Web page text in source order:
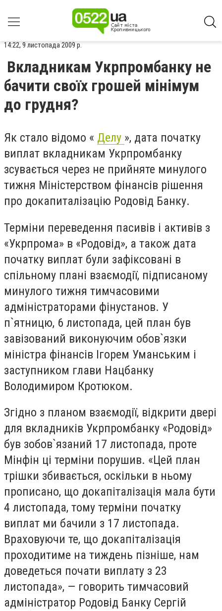
14:22, 9 листопада 2009 р.
Вкладникам Укрпромбанку не
бачити своїх грошей мінімум
до грудня?
Як стало відомо « Делу », дата початку
виплат вкладникам Укрпромбанку
зсувається через не прийняте минулого
тижня Міністерством фінансів рішення
про докапиталізацію Родовід Банку.
Терміни переведення пасивів і активів з
«Укрпрома» в «Родовід», а також дата
початку виплат були зафіксовані в
спільному плані взаємодії, підписаному
минулого тижня тимчасовими
адміністраторами фінустанов. У
п`ятницю, 6 листопада, цей план був
завізований виконуючим обов`язки
міністра фінансів Ігорем Уманським і
заступником глави Нацбанку
Володимиром Кротюком.
Згідно з планом взаємодії, відкрити двері
для вкладників Укрпромбанку «Родовід»
був зобов`язаний 17 листопада, проте
Мінфін ці терміни порушив. «Цей план
трішки збивається, оскільки в ньому
прописано, що докапіталізація мала бути
4 листопада, тому терміни початку
виплат ми бачили з 17 листопада.
Враховуючи те, що докапіталізація
проходитиме на тиждень пізніше, нам
доведеться почати виплату з 23
листопада», — говорить тимчасовий
адміністратор Родовід Банку Сергій